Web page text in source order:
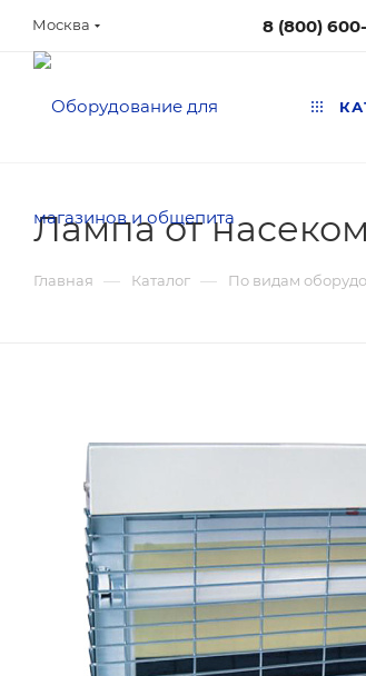
Москва 8 (800)
Лампа от
Главная — Каталог — По видам